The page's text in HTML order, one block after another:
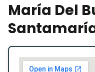
María Del